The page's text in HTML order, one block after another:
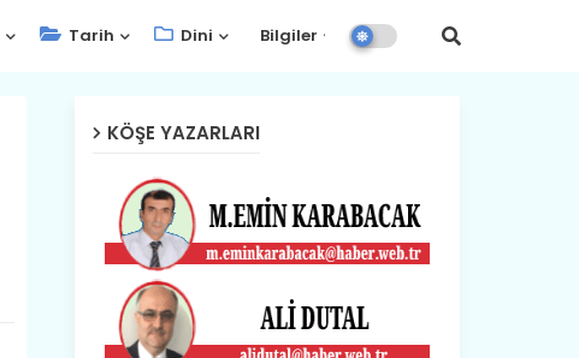
Tarih Dini Bilgiler
KÖŞE YAZARLARI